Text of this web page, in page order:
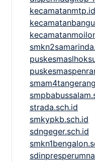
kecamatanmtp.id
strada.sch.id
smkypkb.sch.id
sdngeger.sch.id